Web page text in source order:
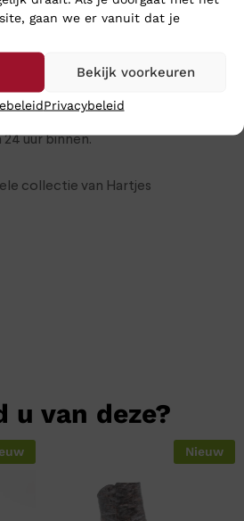
gaan we er vanuit dat je
Bekijk voorkeuren
Privacybeleid
Schoenen in Geldrop. Dan
loopt op de juiste schoenen
lastig om naar de winkel te
de schoenen toch gewoon naar
in onze webshop. Wij verzenden
uur binnen.
collectie van Hartjes
u van deze?
Nieuw